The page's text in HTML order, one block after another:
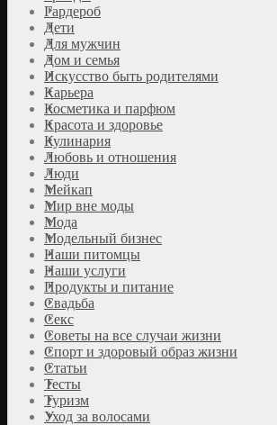
Гардероб
Дети
Для мужчин
Дом и семья
Искусство быть родителями
Карьера
Косметика и парфюм
Красота и здоровье
Кулинария
Любовь и отношения
Люди
Мейкап
Мир вне моды
Мода
Модельный бизнес
Наши питомцы
Наши услуги
Продукты и питание
Свадьба
Секс
Советы на все случаи жизни
Спорт и здоровый образ жизни
Статьи
Тесты
Туризм
Уход за волосами